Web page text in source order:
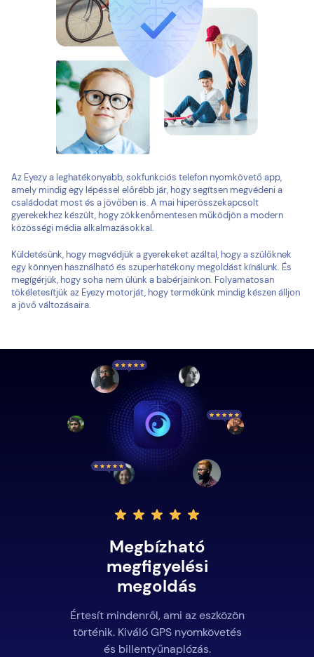
Az Eyezy a leghatékonyabb, sokfunkciós telefon nyomkövető app,
amely mindig egy lépéssel előrébb jár, hogy segítsen megvédeni a
családodat most és a jövőben is. A mai hiperösszekapcsolt
gyerekekhez készült, hogy zökkenőmentesen működjön a modern
közösségi média alkalmazásokkal.
Küldetésünk, hogy megvédjük a gyerekeket azáltal, hogy a szülőknek
egy könnyen használható és szuperhatékony megoldást kínálunk. És
megígérjük, hogy soha nem ülünk a babérjainkon. Folyamatosan
tökéletesítjük az Eyezy motorját, hogy termékünk mindig készen álljon
a jövő változásaira.
Megbízható
megfigyelési
megoldás
Értesít mindenről, ami az eszközön
történik. Kiváló GPS nyomkövetés
és billentyűnaplózás.